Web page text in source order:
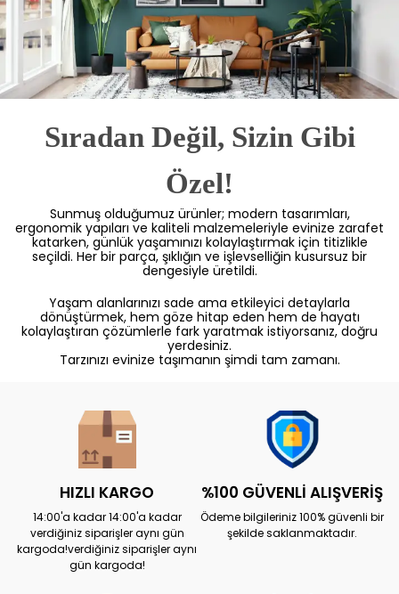
Sıradan Değil, Sizin Gibi
Özel!
Sunmuş olduğumuz ürünler; modern tasarımları,
ergonomik yapıları ve kaliteli malzemeleriyle evinize zarafet
katarken, günlük yaşamınızı kolaylaştırmak için titizlikle
seçildi. Her bir parça, şıklığın ve işlevselliğin kusursuz bir
dengesiyle üretildi.
Yaşam alanlarınızı sade ama etkileyici detaylarla
dönüştürmek, hem göze hitap eden hem de hayatı
kolaylaştıran çözümlerle fark yaratmak istiyorsanız, doğru
yerdesiniz.
Tarzınızı evinize taşımanın şimdi tam zamanı.
HIZLI KARGO
14:00'a kadar 14:00'a kadar
verdiğiniz siparişler aynı gün
kargoda!verdiğiniz siparişler aynı
gün kargoda!
%100 GÜVENLİ ALIŞVERİŞ
Ödeme bilgileriniz 100% güvenli bir
şekilde saklanmaktadır.